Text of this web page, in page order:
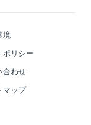
境
ポリシー
合わせ
マップ